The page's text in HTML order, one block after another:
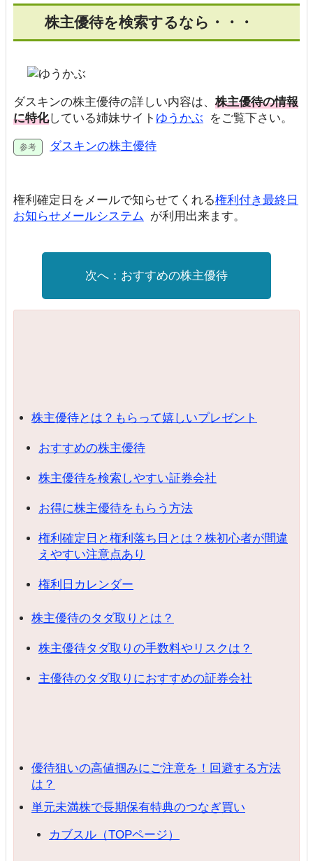
株主優待を検索するなら・・・
ダスキンの株主優待の詳しい内容は、 株主優待の情報
に特化している姉妹サイト ゆうかぶ をご覧下さい。
ダスキンの株主優待
権利確定日をメールで知らせてくれる権利付き最終日
お知らせメールシステム
が利用出来ます。
おすすめの株主優待
株主優待とは？もらって嬉しいプレゼント
おすすめの株主優待
株主優待を検索しやすい証券会社
お得に株主優待をもらう方法
権利確定日と権利落ち日とは？株初心者が間違
えやすい注意点あり
権利日カレンダー
株主優待のタダ取りとは？
株主優待タダ取りの手数料やリスクは？
主優待のタダ取りにおすすめの証券会社
優待狙いの高値掴みにご注意を！回避する方法
は？
単元未満株で長期保有特典のつなぎ買い
カブスル（TOPページ）